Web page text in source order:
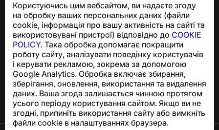
Користуючись цим вебсайтом, ви надаєте згоду
на обробку ваших персональних даних (файли
cookie, інформація про вашу активність на сайті та
використовувані пристрої) відповідно до COOKIE
POLICY. Така обробка допомагає покращити
роботу сайту, аналізувати поведінку користувачів
і керувати рекламою, зокрема за допомогою
Google Analytics. Обробка включає збирання,
зберігання, оновлення, використання та видалення
даних. Ваша згода залишається чинною протягом
усього періоду користування сайтом. Якщо ви не
згодні, припиніть використання сайту або вимкніть
файли cookie в налаштуваннях браузера.
З питань відповідності GDPR:
support@numbuster.com
Центр допомоги
Новини та статті
Про проєкт
Контакти